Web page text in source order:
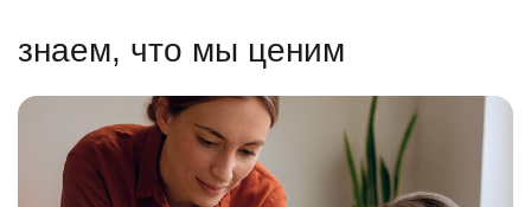
знаем, что мы ценим